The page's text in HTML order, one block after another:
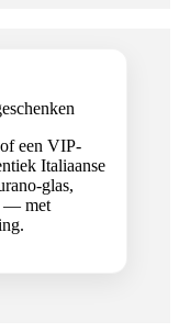
een VIP-
Italiaanse
glas,
— met